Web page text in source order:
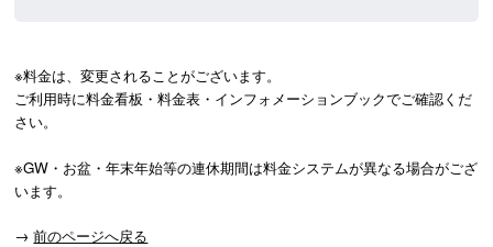
※料金は、変更されることがございます。
ご利用時に料金看板・料金表・インフォメーションブックでご確認くだ
さい。
※GW・お盆・年末年始等の連休期間は料金システムが異なる場合がござ
います。
→ 前のページへ戻る